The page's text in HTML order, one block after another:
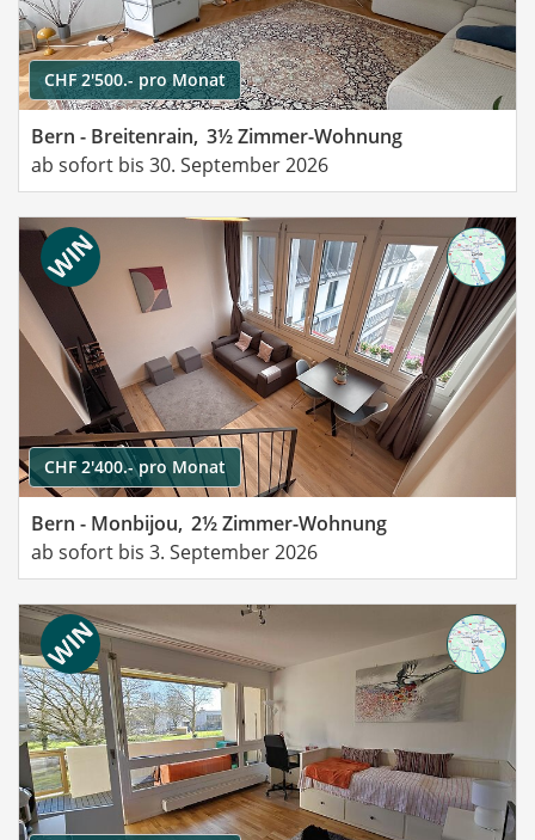
CHF 2'500.- pro Monat
Bern - Breitenrain, 3½ Zimmer-Wohnung
ab sofort bis 30. September 2026
CHF 2'400.- pro Monat
Bern - Monbijou, 2½ Zimmer-Wohnung
ab sofort bis 3. September 2026